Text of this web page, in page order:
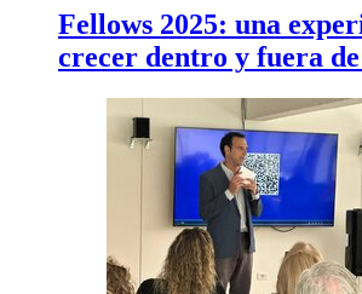
Fellows 2025: una
crecer dentro y fuera